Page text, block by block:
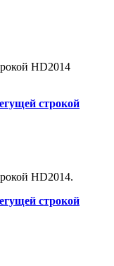
HD2014
строкой
HD2014.
строкой